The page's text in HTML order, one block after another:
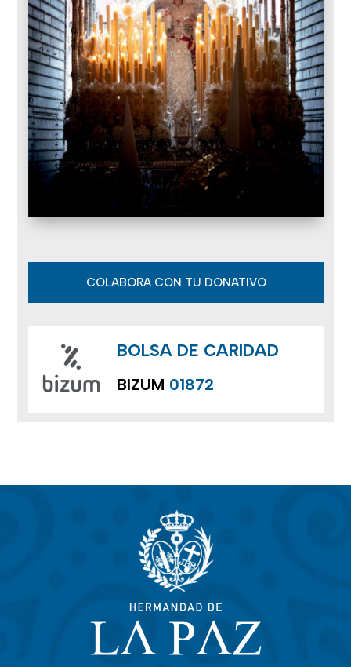
COLABORA CON TU DONATIVO
BOLSA DE CARIDAD
BIZUM 01872